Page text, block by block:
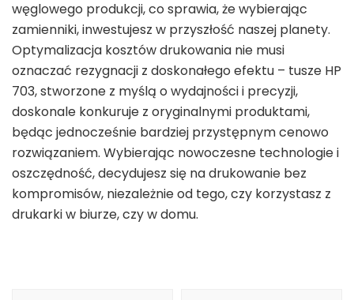
węglowego produkcji, co sprawia, że wybierając
zamienniki, inwestujesz w przyszłość naszej planety.
Optymalizacja kosztów drukowania nie musi
oznaczać rezygnacji z doskonałego efektu – tusze HP
703, stworzone z myślą o wydajności i precyzji,
doskonale konkuruje z oryginalnymi produktami,
będąc jednocześnie bardziej przystępnym cenowo
rozwiązaniem. Wybierając nowoczesne technologie i
oszczędność, decydujesz się na drukowanie bez
kompromisów, niezależnie od tego, czy korzystasz z
drukarki w biurze, czy w domu.